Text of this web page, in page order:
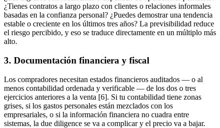
¿Tienes contratos a largo plazo con clientes o relaciones informales
basadas en la confianza personal? ¿Puedes demostrar una tendencia
estable o creciente en los últimos tres años? La previsibilidad reduce
el riesgo percibido, y eso se traduce directamente en un múltiplo más
alto.
3. Documentación financiera y fiscal
Los compradores necesitan estados financieros auditados — o al
menos contabilidad ordenada y verificable — de los dos o tres
ejercicios anteriores a la venta [6]. Si tu contabilidad tiene zonas
grises, si los gastos personales están mezclados con los
empresariales, o si la información financiera no cuadra entre
sistemas, la due diligence se va a complicar y el precio va a bajar.